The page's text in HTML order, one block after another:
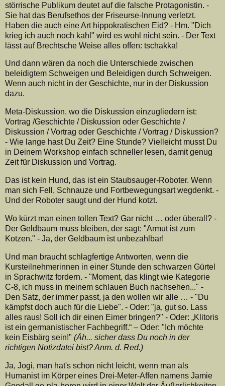
störrische Publikum deutet auf die falsche Protagonistin. -
Sie hat das Berufsethos der Friseurse-Innung verletzt.
Haben die auch eine Art hippokratischen Eid? - Hm. "Dich
krieg ich auch noch kahl" wird es wohl nicht sein. - Der Text
lässt auf Brechtsche Weise alles offen: tschakka!
Und dann wären da noch die Unterschiede zwischen
beleidigtem Schweigen und Beleidigen durch Schweigen.
Wenn auch nicht in der Geschichte, nur in der Diskussion
dazu.
Meta-Diskussion, wo die Diskussion einzugliedern ist:
Vortrag /Geschichte / Diskussion oder Geschichte /
Diskussion / Vortrag oder Geschichte / Vortrag / Diskussion?
- Wie lange hast Du Zeit? Eine Stunde? Vielleicht musst Du
in Deinem Workshop einfach schneller lesen, damit genug
Zeit für Diskussion und Vortrag.
Das ist kein Hund, das ist ein Staubsauger-Roboter. Wenn
man sich Fell, Schnauze und Fortbewegungsart wegdenkt. -
Und der Roboter saugt und der Hund kotzt.
Wo kürzt man einen tollen Text? Gar nicht … oder überall? -
Der Geldbaum muss bleiben, der sagt: "Armut ist zum
Kotzen." - Ja, der Geldbaum ist unbezahlbar!
Und man braucht schlagfertige Antworten, wenn die
Kursteilnehmerinnen in einer Stunde den schwarzen Gürtel
in Sprachwitz fordern. - "Moment, das klingt wie Kategorie
C-8, ich muss in meinem schlauen Buch nachsehen..." -
Den Satz, der immer passt, ja den wollen wir alle … - "Du
kämpfst doch auch für die Liebe". - Oder: "ja, gut so. Lass
alles raus! Soll ich dir einen Eimer bringen?" - Oder: „Klitoris
ist ein germanistischer Fachbegriff.“ – Oder: "Ich möchte
kein Eisbärg sein!" (Äh... sicher dass Du noch in der
richtigen Notizdatei bist? Anm. d. Red.)
Ja, Jogi, man hat's schon nicht leicht, wenn man als
Humanist im Körper eines Drei-Meter-Affen namens Jamie